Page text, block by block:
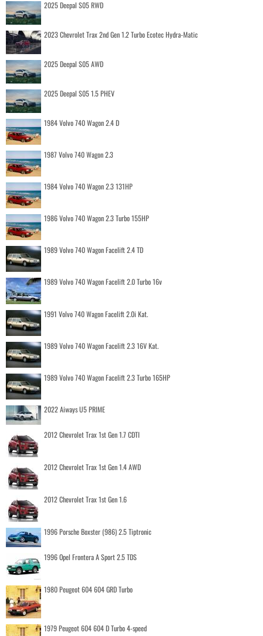
2025 Deepal S05 RWD
2023 Chevrolet Trax 2nd Gen 1.2 Turbo Ecotec Hydra-Matic
2025 Deepal S05 AWD
2025 Deepal S05 1.5 PHEV
1984 Volvo 740 Wagon 2.4 D
1987 Volvo 740 Wagon 2.3
1984 Volvo 740 Wagon 2.3 131HP
1986 Volvo 740 Wagon 2.3 Turbo 155HP
1989 Volvo 740 Wagon Facelift 2.4 TD
1989 Volvo 740 Wagon Facelift 2.0 Turbo 16v
1991 Volvo 740 Wagon Facelift 2.0i Kat.
1989 Volvo 740 Wagon Facelift 2.3 16V Kat.
1989 Volvo 740 Wagon Facelift 2.3 Turbo 165HP
2022 Aiways U5 PRIME
2012 Chevrolet Trax 1st Gen 1.7 CDTI
2012 Chevrolet Trax 1st Gen 1.4 AWD
2012 Chevrolet Trax 1st Gen 1.6
1996 Porsche Boxster (986) 2.5 Tiptronic
1996 Opel Frontera A Sport 2.5 TDS
1980 Peugeot 604 604 GRD Turbo
1979 Peugeot 604 604 D Turbo 4-speed